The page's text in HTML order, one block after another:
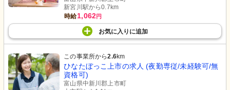
新宮川駅から0.7km
時給1,062円
お気に入り に追加
この事業所から2.6km
ひなたぼっこ上市の求人 (夜勤専従/未経験可/無
資格可)
富山県中新川郡上市町